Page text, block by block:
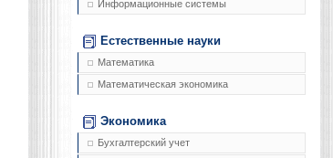
Информационные системы
Естественные науки
Математика
Математическая экономика
Экономика
Бухгалтерский учет